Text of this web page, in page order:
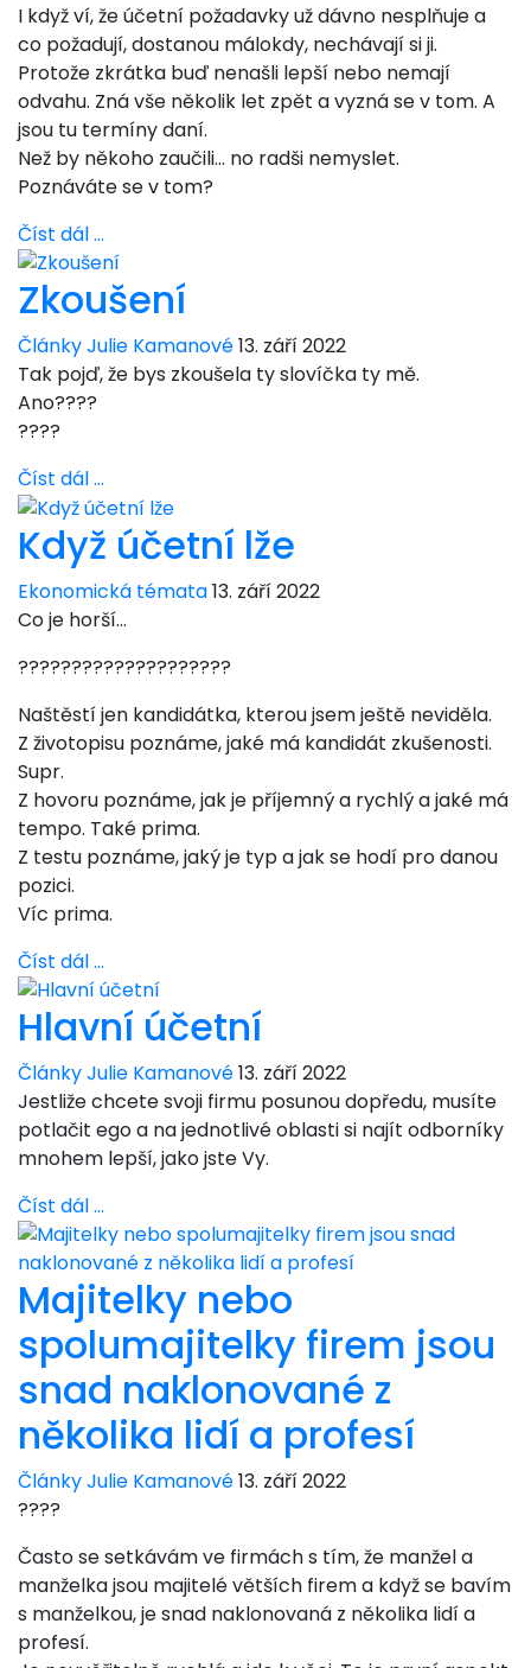
I když ví, že účetní požadavky už dávno nesplňuje a
co požadují, dostanou málokdy, nechávají si ji.
Protože zkrátka buď nenašli lepší nebo nemají
odvahu. Zná vše několik let zpět a vyzná se v tom. A
jsou tu termíny daní.
Než by někoho zaučili… no radši nemyslet.
Poznáváte se v tom?
Číst dál …
Zkoušení
Články Julie Kamanové13. září 2022
Tak pojď, že bys zkoušela ty slovíčka ty mě.
Ano????
????
Číst dál …
Když účetní lže
Ekonomická témata13. září 2022
Co je horší…
????????????????????
Naštěstí jen kandidátka, kterou jsem ještě neviděla.
Z životopisu poznáme, jaké má kandidát zkušenosti.
Supr.
Z hovoru poznáme, jak je příjemný a rychlý a jaké má
tempo. Také prima.
Z testu poznáme, jaký je typ a jak se hodí pro danou
pozici.
Víc prima.
Číst dál …
Hlavní účetní
Články Julie Kamanové13. září 2022
Jestliže chcete svoji firmu posunou dopředu, musíte
potlačit ego a na jednotlivé oblasti si najít odborníky
mnohem lepší, jako jste Vy.
Číst dál …
Majitelky nebo
spolumajitelky firem jsou
snad naklonované z
několika lidí a profesí
Články Julie Kamanové13. září 2022
????
Často se setkávám ve firmách s tím, že manžel a
manželka jsou majitelé větších firem a když se bavím
s manželkou, je snad naklonovaná z několika lidí a
profesí.